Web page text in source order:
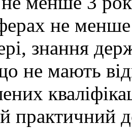
не
знання
не мають
практичний